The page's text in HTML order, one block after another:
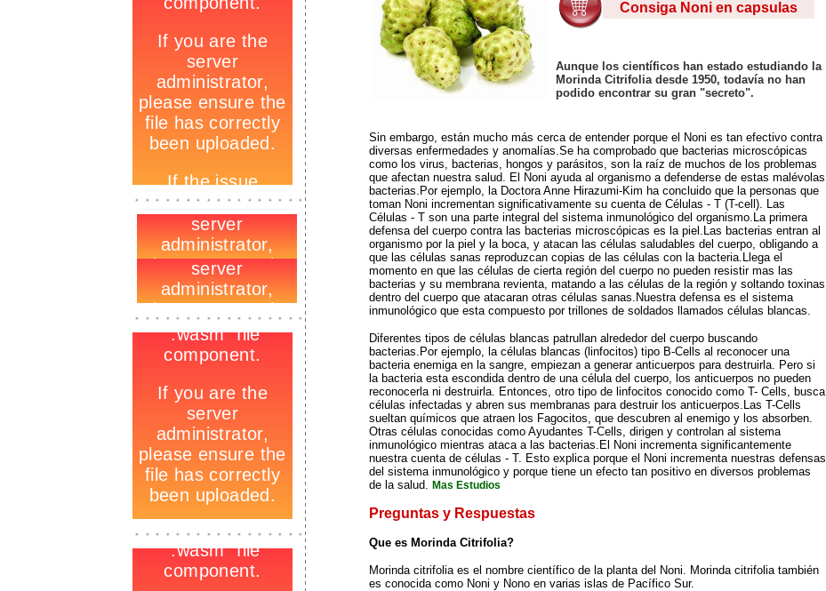
_
_
_
Consiga Noni en capsulas
Aunque los científicos han estado estudiando la
Morinda Citrifolia desde 1950, todavía no han
podido encontrar su gran "secreto".
Sin embargo, están mucho más cerca de entender porque el Noni es tan efectivo contra
diversas enfermedades y anomalías.Se ha comprobado que bacterias microscópicas
como los virus, bacterias, hongos y parásitos, son la raíz de muchos de los problemas
que afectan nuestra salud. El Noni ayuda al organismo a defenderse de estas malévolas
bacterias.Por ejemplo, la Doctora Anne Hirazumi-Kim ha concluido que la personas que
toman Noni incrementan significativamente su cuenta de Células - T (T-cell). Las
Células - T son una parte integral del sistema inmunológico del organismo.La primera
defensa del cuerpo contra las bacterias microscópicas es la piel.Las bacterias entran al
organismo por la piel y la boca, y atacan las células saludables del cuerpo, obligando a
que las células sanas reproduzcan copias de las células con la bacteria.Llega el
momento en que las células de cierta región del cuerpo no pueden resistir mas las
bacterias y su membrana revienta, matando a las células de la región y soltando toxinas
dentro del cuerpo que atacaran otras células sanas.Nuestra defensa es el sistema
inmunológico que esta compuesto por trillones de soldados llamados células blancas.
Diferentes tipos de células blancas patrullan alrededor del cuerpo buscando
bacterias.Por ejemplo, la células blancas (linfocitos) tipo B-Cells al reconocer una
bacteria enemiga en la sangre, empiezan a generar anticuerpos para destruirla. Pero si
la bacteria esta escondida dentro de una célula del cuerpo, los anticuerpos no pueden
reconocerla ni destruirla. Entonces, otro tipo de linfocitos conocido como T- Cells, busca
células infectadas y abren sus membranas para destruir los anticuerpos.Las T-Cells
sueltan químicos que atraen los Fagocitos, que descubren al enemigo y los absorben.
Otras células conocidas como Ayudantes T-Cells, dirigen y controlan al sistema
inmunológico mientras ataca a las bacterias.El Noni incrementa significantemente
nuestra cuenta de células - T. Esto explica porque el Noni incrementa nuestras defensas
del sistema inmunológico y porque tiene un efecto tan positivo en diversos problemas
de la salud. Mas Estudios
Preguntas y Respuestas
Que es Morinda Citrifolia?
Morinda citrifolia es el nombre científico de la planta del Noni. Morinda citrifolia también
es conocida como Noni y Nono en varias islas de Pacífico Sur.